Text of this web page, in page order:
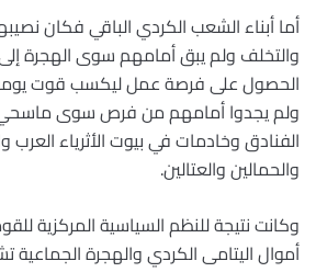
أما أبناء الشعب الكردي الباقي فكان
والتخلف ولم يبق أمامهم سوى الهجرة إلى
الحصول على فرصة عمل ليكسب قوت يومه
ولم يجدوا أمامهم من فرص سوى
الفنادق وخادمات في بيوت الأثرياء العرب
والحمالين والعتالين.
وكانت نتيجة للنظم السياسية المركزية
أموال اليتامى الكردي والهجرة